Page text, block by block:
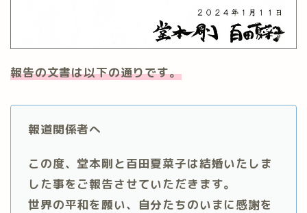
報告の文書は以下の通りです。
報道関係者へ
この度、堂本剛と百田夏菜子は結婚いたしま
した事をご報告させていただきます。
世界の平和を願い、自分たちのいまに感謝を